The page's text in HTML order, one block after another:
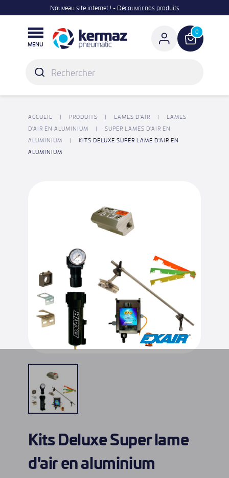
Nouveau site internet ! - Découvrir nos produits

MENU
0
ACCUEIL PRODUITS LAMES D'AIR
LAMES
D'AIR EN ALUMINIUM
SUPER LAMES D'AIR EN
ALUMINIUM
KITS DELUXE SUPER LAME D'AIR EN
ALUMINIUM
Kits Deluxe Super lame
d'air en aluminium